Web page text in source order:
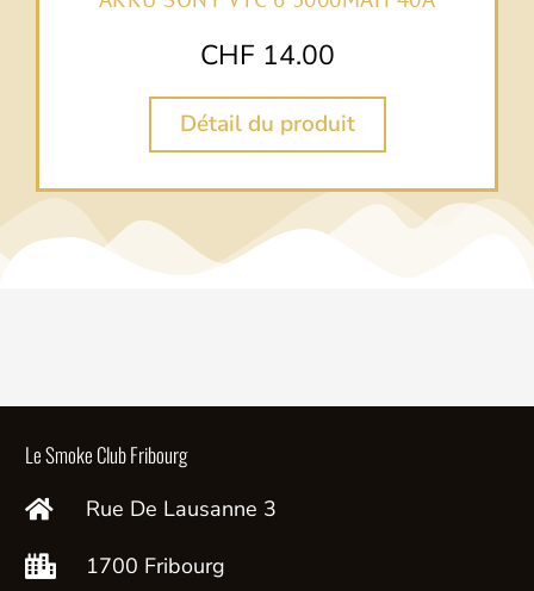
CHF 14.00
Détail du produit
Le Smoke Club Fribourg
Rue De Lausanne 3
1700 Fribourg